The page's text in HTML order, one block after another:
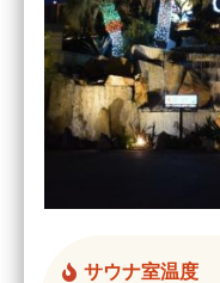
サウナ室温度